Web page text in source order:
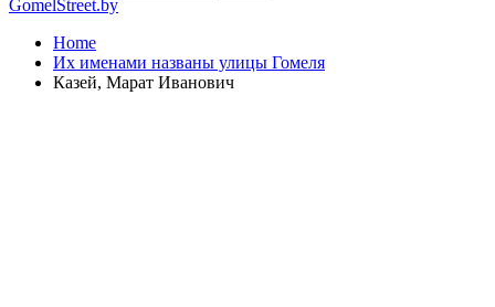
GomelStreet.by
Home
Их именами названы улицы Гомеля
Казей, Марат Иванович